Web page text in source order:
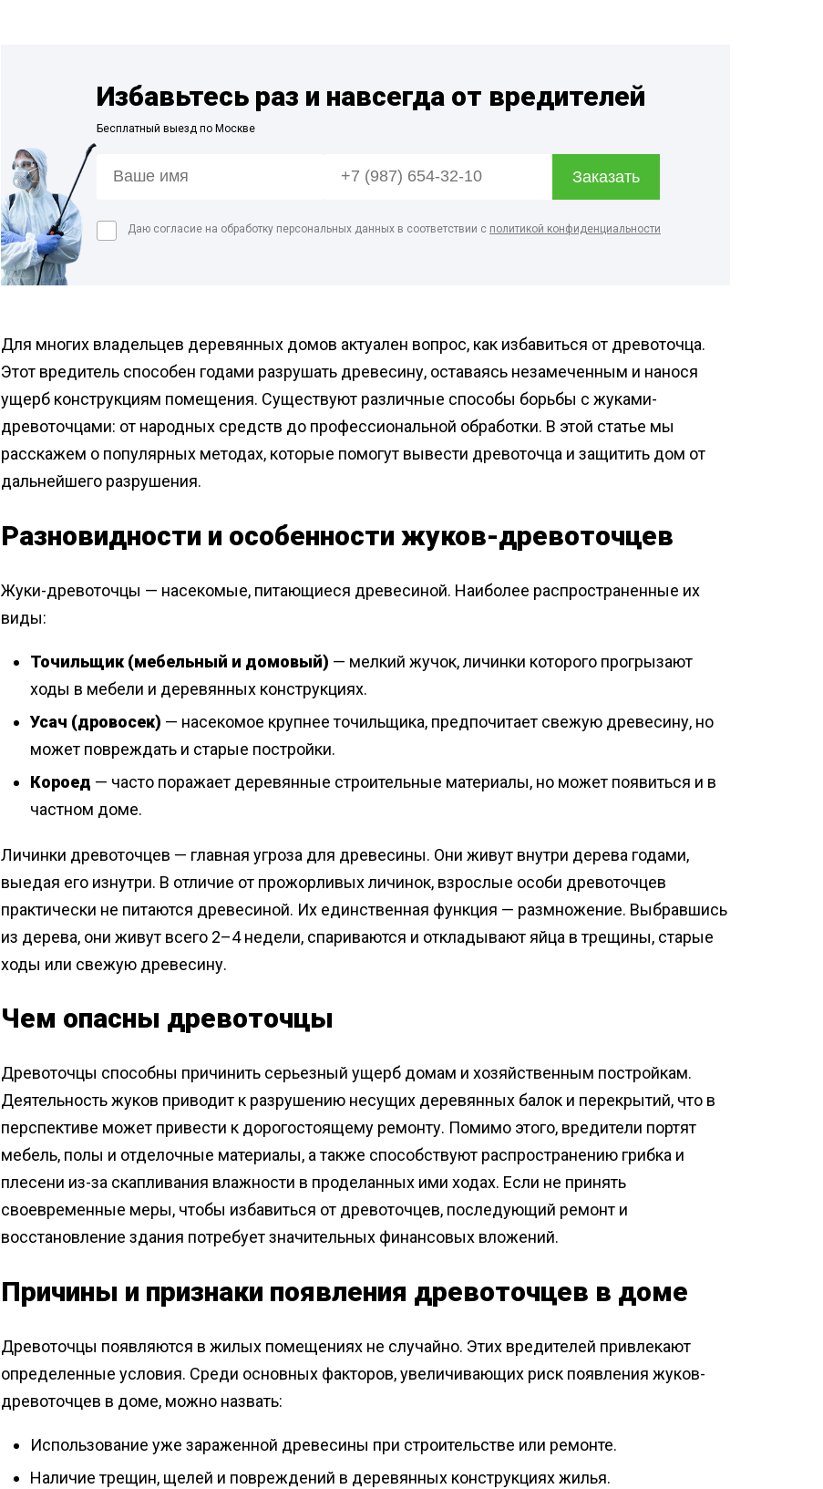
Дезинфекция продуктовых
Избавьтесь раз и навсегда от вредителей
Бесплатный выезд по Москве
Даю согласие на обработку персональных данных в соответствии с политикой конфиденциальности
Для многих владельцев деревянных домов актуален вопрос, как избавиться от древоточца.
Этот вредитель способен годами разрушать древесину, оставаясь незамеченным и нанося
ущерб конструкциям помещения. Существуют различные способы борьбы с жуками-
древоточцами: от народных средств до профессиональной обработки. В этой статье мы
расскажем о популярных методах, которые помогут вывести древоточца и защитить дом от
дальнейшего разрушения.
Разновидности и особенности жуков-древоточцев
Жуки-древоточцы — насекомые, питающиеся древесиной. Наиболее распространенные их
виды:
Точильщик (мебельный и домовый) — мелкий жучок, личинки которого прогрызают
ходы в мебели и деревянных конструкциях.
Усач (дровосек) — насекомое крупнее точильщика, предпочитает свежую древесину, но
может повреждать и старые постройки.
Короед — часто поражает деревянные строительные материалы, но может появиться и в
частном доме.
Личинки древоточцев — главная угроза для древесины. Они живут внутри дерева годами,
выедая его изнутри. В отличие от прожорливых личинок, взрослые особи древоточцев
практически не питаются древесиной. Их единственная функция — размножение. Выбравшись
из дерева, они живут всего 2–4 недели, спариваются и откладывают яйца в трещины, старые
ходы или свежую древесину.
Чем опасны древоточцы
Древоточцы способны причинить серьезный ущерб домам и хозяйственным постройкам.
Деятельность жуков приводит к разрушению несущих деревянных балок и перекрытий, что в
перспективе может привести к дорогостоящему ремонту. Помимо этого, вредители портят
мебель, полы и отделочные материалы, а также способствуют распространению грибка и
плесени из-за скапливания влажности в проделанных ими ходах. Если не принять
своевременные меры, чтобы избавиться от древоточцев, последующий ремонт и
восстановление здания потребует значительных финансовых вложений.
Причины и признаки появления древоточцев в доме
Древоточцы появляются в жилых помещениях не случайно. Этих вредителей привлекают
определенные условия. Среди основных факторов, увеличивающих риск появления жуков-
древоточцев в доме, можно назвать:
Использование уже зараженной древесины при строительстве или ремонте.
Наличие трещин, щелей и повреждений в деревянных конструкциях жилья.